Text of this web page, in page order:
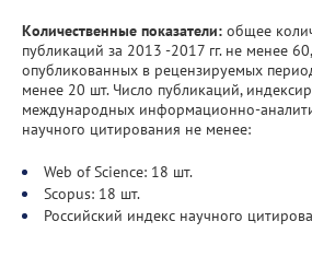
Количественные показатели: общее
публикаций за 2013 -2017 гг. не менее
опубликованных в рецензируемых
менее 20 шт. Число публикаций,
международных информационно-
научного цитирования не менее:
Web of Science: 18 шт.
Scopus: 18 шт.
Российский индекс научного